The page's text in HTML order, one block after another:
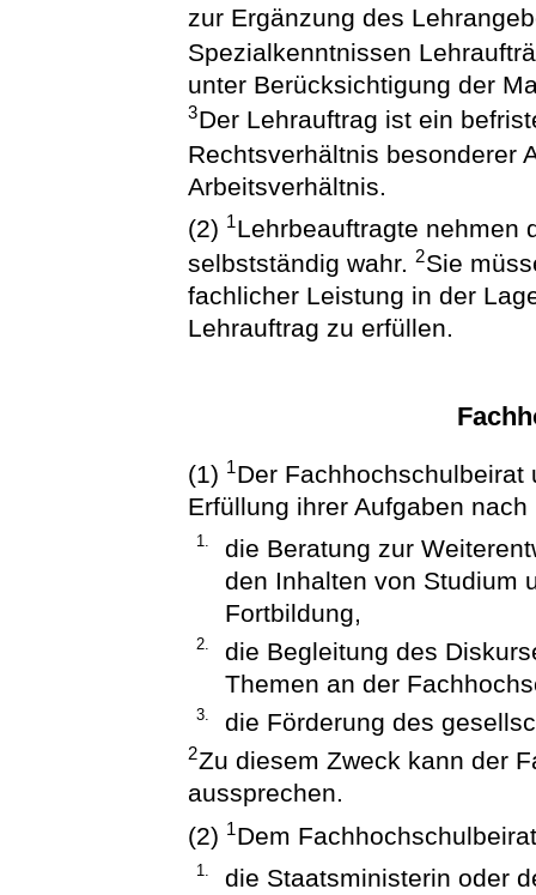
zur Ergänzung des
Spezialkenntnissen
unter Berücksichtigung der
3Der Lehrauftrag ist ein
Rechtsverhältnis besonderer
Arbeitsverhältnis.
(2) 1Lehrbeauftragte nehmen
selbstständig wahr.2Sie
fachlicher Leistung in der
Lehrauftrag zu erfüllen.
(1) 1Der
Erfüllung ihrer Aufgaben
1.
die Beratung zur
den Inhalten von Studium
Fortbildung,
2.
die Begleitung des
Themen an der
3. die Förderung des
2Zu diesem Zweck kann der
aussprechen.
(2) 1Dem
1. die Staatsministerin oder